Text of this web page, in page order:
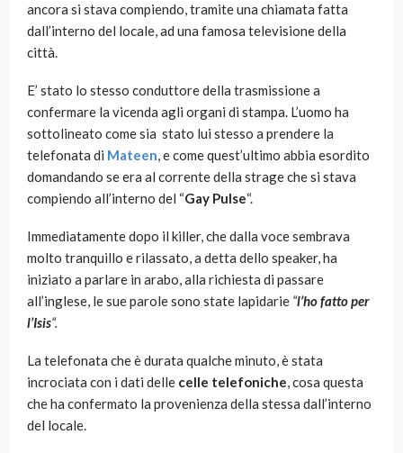
ancora si stava compiendo, tramite una chiamata fatta
dall’interno del locale, ad una famosa televisione della
città.
E’ stato lo stesso conduttore della trasmissione a
confermare la vicenda agli organi di stampa. L’uomo ha
sottolineato come sia stato lui stesso a prendere la
telefonata di Mateen, e come quest’ultimo abbia esordito
domandando se era al corrente della strage che si stava
compiendo all’interno del “Gay Pulse“.
Immediatamente dopo il killer, che dalla voce sembrava
molto tranquillo e rilassato, a detta dello speaker, ha
iniziato a parlare in arabo, alla richiesta di passare
all’inglese, le sue parole sono state lapidarie “l’ho fatto per
l’Isis“.
La telefonata che è durata qualche minuto, è stata
incrociata con i dati delle celle telefoniche, cosa questa
che ha confermato la provenienza della stessa dall’interno
del locale.